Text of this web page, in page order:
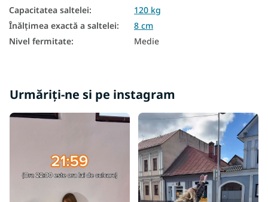
Capacitatea saltelei:
120 kg
Înălțimea exactă a saltelei:
8 cm
Nivel fermitate: Medie
Urmăriți-ne si pe instagram